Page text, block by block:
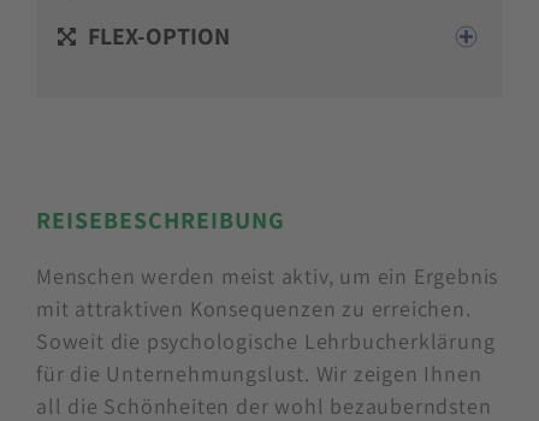
REISEBESCHREIBUNG
Menschen werden meist aktiv, um ein Ergebnis
mit attraktiven Konsequenzen zu erreichen.
Soweit die psychologische Lehrbucherklärung
für die Unternehmungslust. Wir zeigen Ihnen
all die Schönheiten der wohl bezauberndsten
FLEX-OPTION